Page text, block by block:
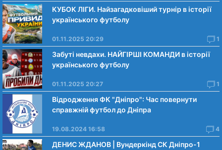
КУБОК ЛІГИ. Найзагадковіший турнір в історії
українського футболу
01.11.2025 20:29 1
Забуті невдахи. НАЙГІРШІ КОМАНДИ в історії
українського футболу
01.11.2025 20:27 1
Відродження ФК "Дніпро": Час повернути
справжній футбол до Дніпра
19.08.2024 16:58 4
ДЕНИС ЖДАНОВ | Вундеркінд СК Дніпро-1